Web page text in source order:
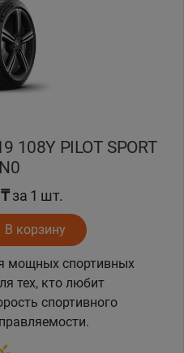
108Y PILOT SPORT
за 1 шт.
В корзину
тех, кто любит
спортивного